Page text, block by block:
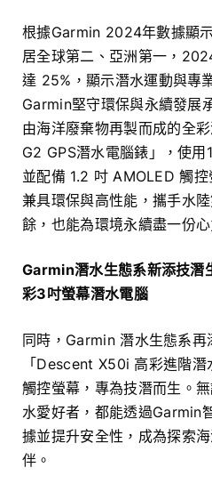
根據Garmin 2024年數據顯
居全球第二、亞洲第一，
達 25%，顯示潛水運動與專
Garmin堅守環保與永續發展
由海洋廢棄物再製而成的全
G2 GPS潛水電腦錶」，使用
並配備 1.2 吋 AMOLED 觸控
兼具環保與高性能，攜手水
餘，也能為環境永續盡一份心
Garmin潛水生態系新添技
彩3吋螢幕潛水電腦
同時，Garmin 潛水生態系再
「Descent X50i 高彩進階
觸控螢幕，專為技潛而生。
水愛好者，都能透過Garmin
據並提升安全性，成為探索
伴。